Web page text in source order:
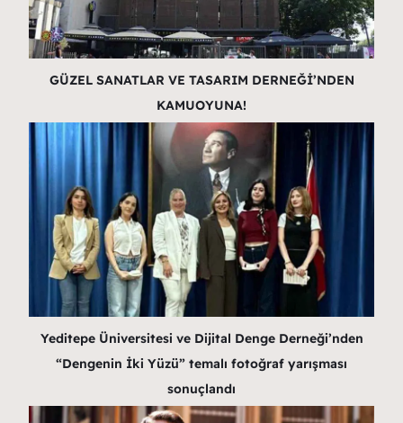
GÜZEL SANATLAR VE TASARIM DERNEĞİ’NDEN
KAMUOYUNA!
Yeditepe Üniversitesi ve Dijital Denge Derneği’nden
“Dengenin İki Yüzü” temalı fotoğraf yarışması
sonuçlandı